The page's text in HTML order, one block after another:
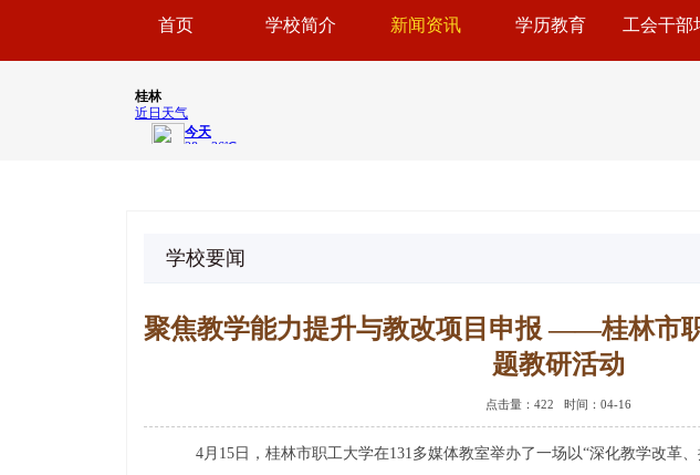
首页 学校简介 新闻资讯 学历教育 工会干部
学校要闻
聚焦教学能力提升与教改项目申报 ——桂林市
题教研活动
点击量： 422 时间：04-16
4月15日，桂林市职工大学在131多媒体教室举办了一场以“深化教学改革、